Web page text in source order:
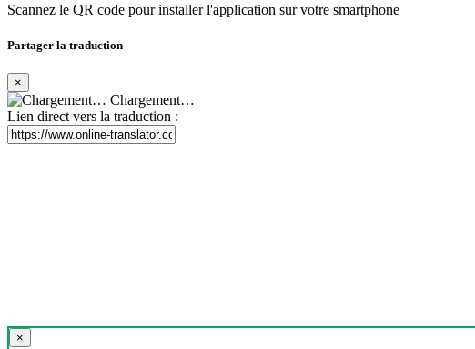
Scannez le QR code pour installer l'application sur votre smartphone
Partager la traduction
×
Chargement…
Lien direct vers la traduction :
×